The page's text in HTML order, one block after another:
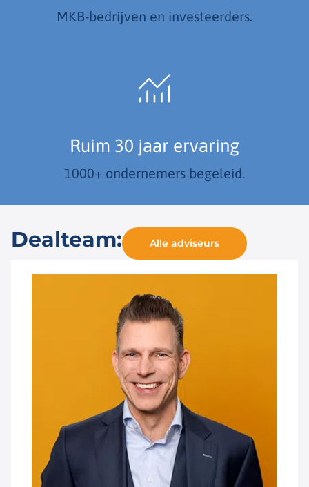
MKB-bedrijven en investeerders.
Ruim 30 jaar ervaring
1000+ ondernemers begeleid.
Dealteam: Alle adviseurs